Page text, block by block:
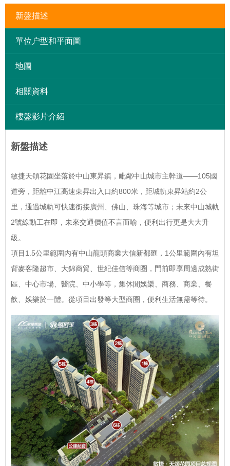
新盤描述
單位户型和平面圖
地圖
相關資料
樓盤影片介紹
新盤描述
敏捷天頌花園坐落於中山東昇鎮，毗鄰中山城市主幹道——105國
道旁，距離中江高速東昇出入口約800米，距城軌東昇站約2公
里，通過城軌可快速銜接廣州、佛山、珠海等城市；未來中山城軌
2號線動工在即，未來交通價值不言而喻，便利出行更是大大升
級。
項目1.5公里範圍內有中山龍頭商業大信新都匯，1公里範圍內有坦
背麥客隆超市、大錦商貿、世紀佳信等商圈，門前即享周邊成熟街
區、中心市場、醫院、中小學等，集休閒娛樂、商務、商業、餐
飲、娛樂於一體。從項目出發等大型商圈，便利生活無需等待。